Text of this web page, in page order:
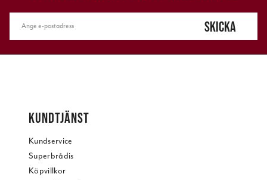
SKICKA
KUNDTJÄNST
Kundservice
Superbrådis
Köpvillkor